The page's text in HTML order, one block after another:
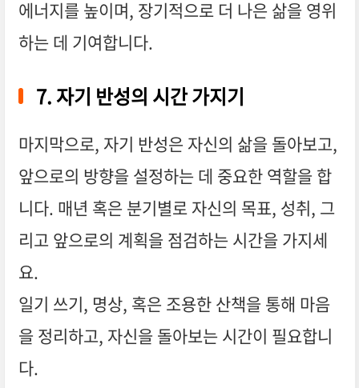
에너지를 높이며, 장기적으로 더 나은 삶을 영위
하는 데 기여합니다.
7. 자기 반성의 시간 가지기
마지막으로, 자기 반성은 자신의 삶을 돌아보고,
앞으로의 방향을 설정하는 데 중요한 역할을 합
니다. 매년 혹은 분기별로 자신의 목표, 성취, 그
리고 앞으로의 계획을 점검하는 시간을 가지세
요.
일기 쓰기, 명상, 혹은 조용한 산책을 통해 마음
을 정리하고, 자신을 돌아보는 시간이 필요합니
다.